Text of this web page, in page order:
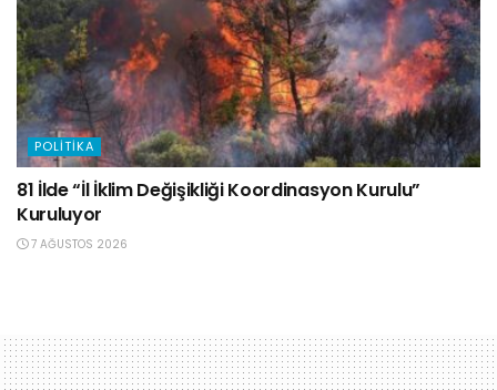
POLITIKA
81 İlde “İl İklim Değişikliği Koordinasyon Kurulu”
Kuruluyor
7 AĞUSTOS 2026